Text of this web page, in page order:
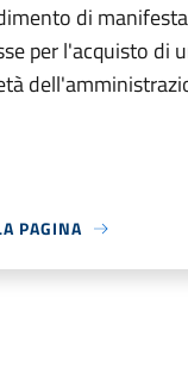
di
per l'acquisto di
PAGINA